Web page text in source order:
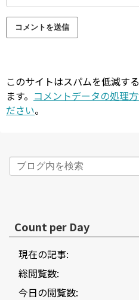
このサイトはスパムを低減す
ます。 コメントデータの処理
ださい。
Count per Day
現在の記事:
総閲覧数:
今日の閲覧数: